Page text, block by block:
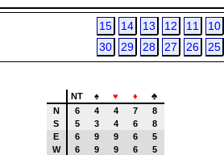
10
11
12
13
14
15
25
26
27
28
29
30
NT ♠ ♥ ♦
♣
N
6 4 4 7
8
S
5 3 4 6
8
E
6 9 9 6
5
W
6 9 9 6
5